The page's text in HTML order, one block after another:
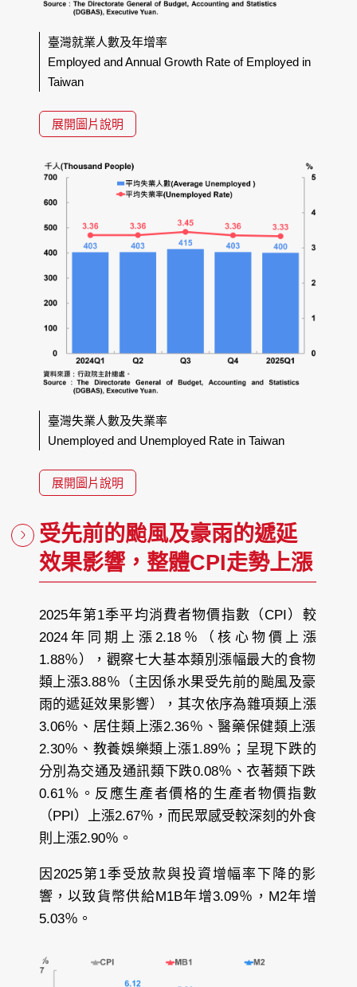
臺灣就業人數及年增率
Employed and Annual Growth Rate of Employed in
Taiwan
展開圖片說明
臺灣失業人數及失業率
Unemployed and Unemployed Rate in Taiwan
展開圖片說明
受先前的颱風及豪雨的遞延
效果影響，整體CPI走勢上漲
2025年第1季平均消費者物價指數（CPI）較
2024年同期上漲2.18％（核心物價上漲
1.88％），觀察七大基本類別漲幅最大的食物
類上漲3.88％（主因係水果受先前的颱風及豪
雨的遞延效果影響），其次依序為雜項類上漲
3.06％、居住類上漲2.36％、醫藥保健類上漲
2.30％、教養娛樂類上漲1.89％；呈現下跌的
分別為交通及通訊類下跌0.08％、衣著類下跌
0.61％。反應生產者價格的生產者物價指數
（PPI）上漲2.67％，而民眾感受較深刻的外食
則上漲2.90％。
因2025第1季受放款與投資增幅率下降的影
響，以致貨幣供給M1B年增3.09％，M2年增
5.03％。